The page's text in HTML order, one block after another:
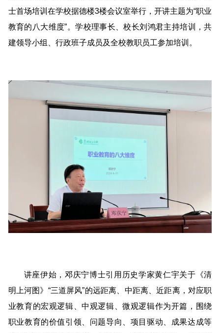
士首场培训在学校据德楼3楼会议室举行，开讲主题为“职业
教育的八大维度”。学校理事长、校长刘鸿君主持培训，共
建领导小组、行政班子成员及全校教职员工参加培训。
讲座伊始，邓庆宁博士引用历史学家黄仁宇关于《清
明上河图》“三道屏风”的远距离、中距离、近距离，对应职
业教育的宏观逻辑、中观逻辑、微观逻辑作为开篇，围绕
职业教育的价值引领、问题导向、项目驱动、成果达成等